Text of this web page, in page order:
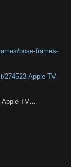
bose-frames-
274523-Apple-TV-
Apple TV…